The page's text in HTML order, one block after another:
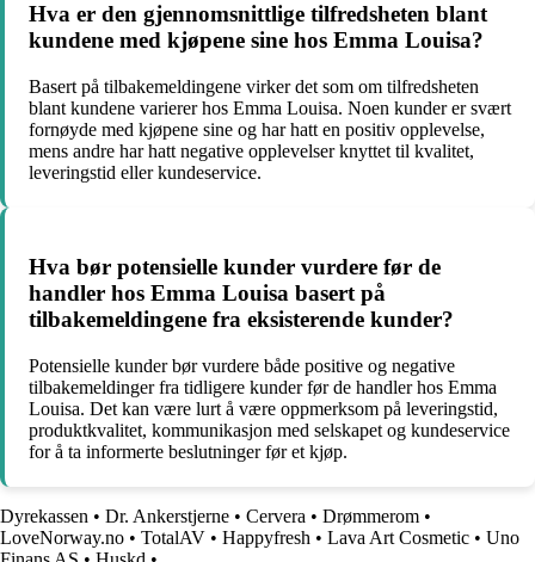
Hva er den gjennomsnittlige tilfredsheten blant
kundene med kjøpene sine hos Emma Louisa?
Basert på tilbakemeldingene virker det som om tilfredsheten
blant kundene varierer hos Emma Louisa. Noen kunder er svært
fornøyde med kjøpene sine og har hatt en positiv opplevelse,
mens andre har hatt negative opplevelser knyttet til kvalitet,
leveringstid eller kundeservice.
Hva bør potensielle kunder vurdere før de
handler hos Emma Louisa basert på
tilbakemeldingene fra eksisterende kunder?
Potensielle kunder bør vurdere både positive og negative
tilbakemeldinger fra tidligere kunder før de handler hos Emma
Louisa. Det kan være lurt å være oppmerksom på leveringstid,
produktkvalitet, kommunikasjon med selskapet og kundeservice
for å ta informerte beslutninger før et kjøp.
Dyrekassen • Dr. Ankerstjerne • Cervera • Drømmerom •
LoveNorway.no • TotalAV • Happyfresh • Lava Art Cosmetic • Uno